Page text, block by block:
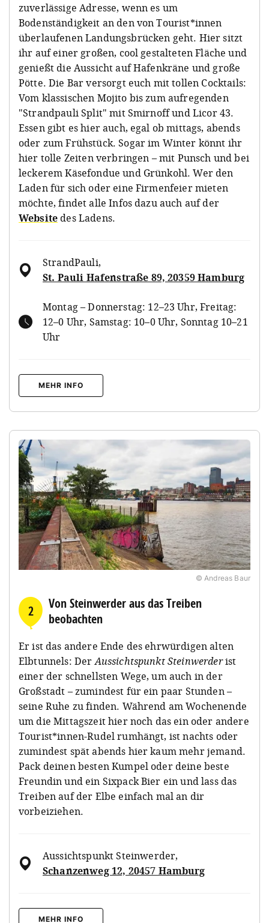
zuverlässige Adresse, wenn es um
Bodenständigkeit an den von Tourist*innen
überlaufenen Landungsbrücken geht. Hier sitzt
ihr auf einer großen, cool gestalteten Fläche und
genießt die Aussicht auf Hafenkräne und große
Pötte. Die Bar versorgt euch mit tollen Cocktails:
Vom klassischen Mojito bis zum aufregenden
"Strandpauli Split" mit Smirnoff und Licor 43.
Essen gibt es hier auch, egal ob mittags, abends
oder zum Frühstück. Sogar im Winter könnt ihr
hier tolle Zeiten verbringen – mit Punsch und bei
leckerem Käsefondue und Grünkohl. Wer den
Laden für sich oder eine Firmenfeier mieten
möchte, findet alle Infos dazu auch auf der
Website des Ladens.
StrandPauli,
St. Pauli Hafenstraße 89, 20359 Hamburg
Montag – Donnerstag: 12–23 Uhr, Freitag:
12–0 Uhr, Samstag: 10–0 Uhr, Sonntag 10–21
Uhr
MEHR INFO
© Andreas Baur
2
Von Steinwerder aus das Treiben
beobachten
Er ist das andere Ende des ehrwürdigen alten
Elbtunnels: DerAussichtspunkt Steinwerderist
einer der schnellsten Wege, um auch in der
Großstadt – zumindest für ein paar Stunden –
seine Ruhe zu finden. Während am Wochenende
um die Mittagszeit hier noch das ein oder andere
Tourist*innen-Rudel rumhängt, ist nachts oder
zumindest spät abends hier kaum mehr jemand.
Pack deinen besten Kumpel oder deine beste
Freundin und ein Sixpack Bier ein und lass das
Treiben auf der Elbe einfach mal an dir
vorbeiziehen.
Aussichtspunkt Steinwerder,
Schanzenweg 12, 20457 Hamburg
MEHR INFO